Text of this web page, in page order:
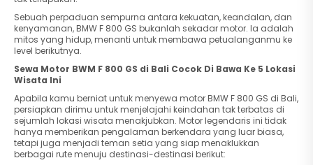
Sebuah perpaduan sempurna antara kekuatan, keandalan, dan
kenyamanan, BMW F 800 GS bukanlah sekadar motor. Ia adalah
mitos yang hidup, menanti untuk membawa petualanganmu ke
level berikutnya.
Sewa Motor BWM F 800 GS di Bali Cocok Di Bawa Ke 5 Lokasi
Wisata Ini
Apabila kamu berniat untuk menyewa motor BMW F 800 GS di Bali,
persiapkan dirimu untuk menjelajahi keindahan tak terbatas di
sejumlah lokasi wisata menakjubkan. Motor legendaris ini tidak
hanya memberikan pengalaman berkendara yang luar biasa,
tetapi juga menjadi teman setia yang siap menaklukkan
berbagai rute menuju destinasi-destinasi berikut: